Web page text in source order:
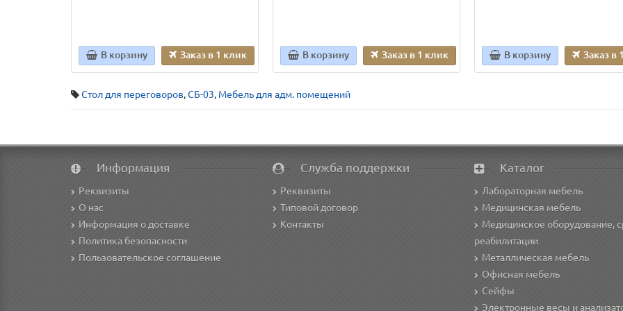
В корзину Заказ в 1 клик В корзину Заказ в 1 клик В корзину Заказ в
Стол для переговоров,СБ-03, Мебель для адм. помещений
Информация
Реквизиты
О нас
Информация о доставке
Политика безопасности
Пользовательское соглашение
Служба поддержки
Реквизиты
Типовой договор
Контакты
Каталог
Лабораторная мебель
Медицинская мебель
Медицинское оборудование,
реабилитации
Металлическая мебель
Офисная мебель
Сейфы
Электронные весы и